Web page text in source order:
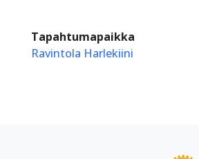
Tapahtumapaikka
Ravintola Harlekiini